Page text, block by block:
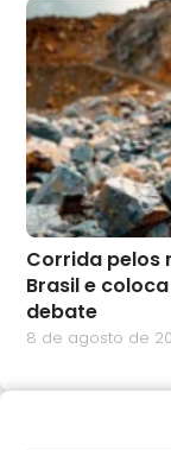
Corrida pelos
Brasil e
debate
8 de agosto de